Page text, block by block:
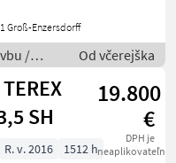
Groß-Enzersdorff
/
Od včerejška
SH
19.800
€
DPH je
neaplikovateľné
R. v. 2016 1512 h